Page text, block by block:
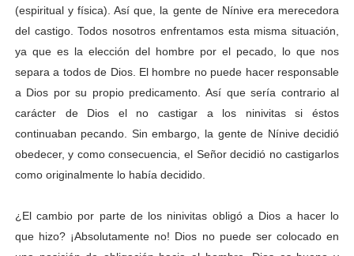
(espiritual y física). Así que, la gente de Nínive era merecedora
del castigo. Todos nosotros enfrentamos esta misma situación,
ya que es la elección del hombre por el pecado, lo que nos
separa a todos de Dios. El hombre no puede hacer responsable
a Dios por su propio predicamento. Así que sería contrario al
carácter de Dios el no castigar a los ninivitas si éstos
continuaban pecando. Sin embargo, la gente de Nínive decidió
obedecer, y como consecuencia, el Señor decidió no castigarlos
como originalmente lo había decidido.
¿El cambio por parte de los ninivitas obligó a Dios a hacer lo
que hizo? ¡Absolutamente no! Dios no puede ser colocado en